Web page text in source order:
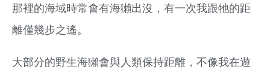
那裡的海域時常會有海獺出沒，有一次我跟牠的距
離僅幾步之遙。
大部分的野生海獺會與人類保持距離，不像我在遊